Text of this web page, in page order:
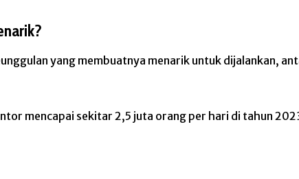
yang membuatnya menarik untuk dijalankan,
mencapai sekitar 2,5 juta orang per hari di tahun